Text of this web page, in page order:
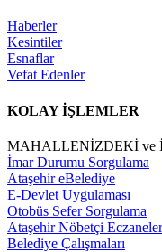
Haberler
Kesintiler
Esnaflar
Vefat Edenler
KOLAY İŞLEMLER
MAHALLENİZDEKİ ve
İmar Durumu Sorgulama
Ataşehir eBelediye
E-Devlet Uygulaması
Otobüs Sefer Sorgulama
Ataşehir Nöbetçi Eczaneler
Belediye Çalışmaları